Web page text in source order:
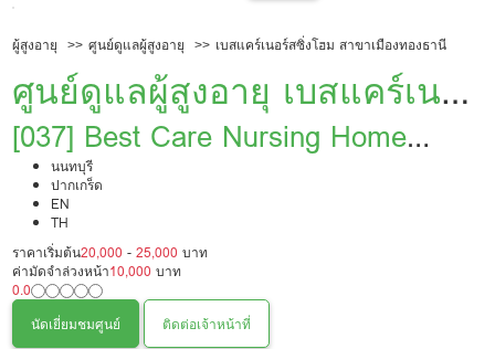
ผู้สูงอายุ ศูนย์ดูแลผู้สูงอายุ เบสแคร์เนอร์สซิ่งโฮม สาขาเมืองทองธานี
ศูนย์ดูแลผู้สูงอายุ เบสแคร์เนอ
ร์สซิ่งโฮม สาขาเมืองทองธานี
[037] Best Care Nursing Home
Muang Thong Thani Branch
นนทบุรี
ปากเกร็ด
EN
TH
ราคาเริ่มต้น20,000 -25,000 บาท
ค่ามัดจำล่วงหน้า10,000 บาท
0.0
นัดเยี่ยมชมศูนย์
ติดต่อเจ้าหน้าที่